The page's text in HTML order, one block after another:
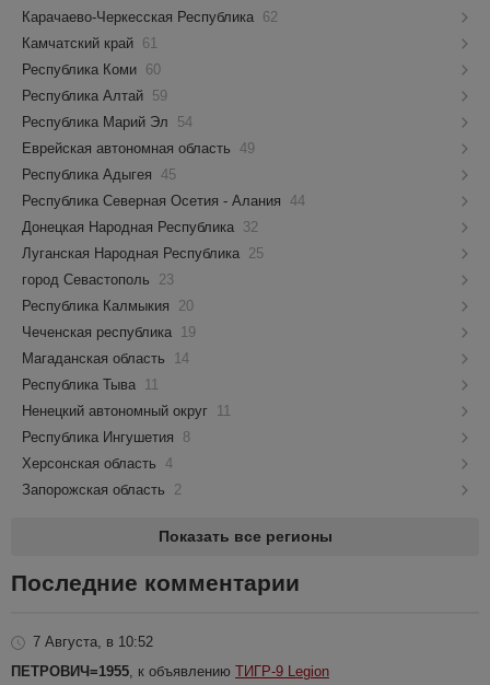
Карачаево-Черкесская Республика 62
Камчатский край 61
Республика Коми 60
Республика Алтай 59
Республика Марий Эл
54
Еврейская автономная область 49
Республика Адыгея 45
Республика Северная Осетия - Алания 44
Донецкая Народная Республика 32
Луганская Народная Республика 25
город Севастополь
23
Республика Калмыкия
20
Чеченская республика 19
Магаданская область
14
Республика Тыва 11
Ненецкий автономный округ 11
Республика Ингушетия
8
Херсонская область 4
Запорожская область
2
Показать все регионы
Последние комментарии
7 Августа, в 10:52
ПЕТРОВИЧ=1955 , к объявлению ТИГР-9 Legion